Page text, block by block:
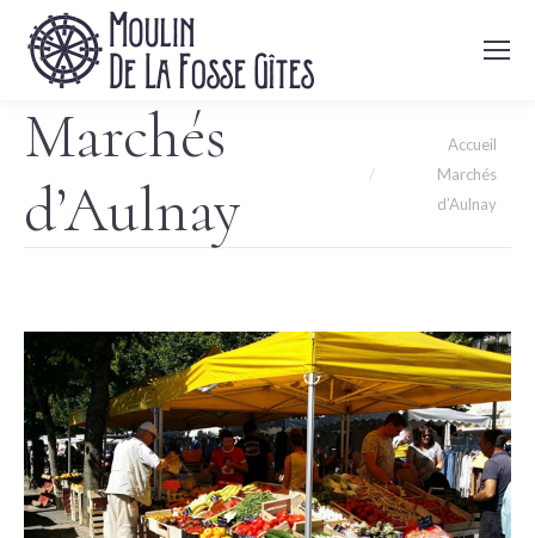
Marchés
d’Aulnay
Vous êtes ici :Accueil
Marchés
d’Aulnay